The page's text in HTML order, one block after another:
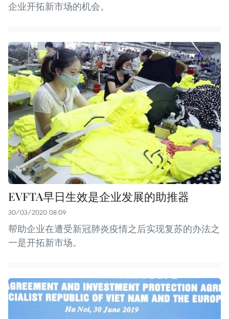
企业开拓新市场的机会。
EVFTA早日生效是企业发展的助推器
30/03/2020 08:09
帮助企业在遭受新冠肺炎疫情之后实现复苏的办法之
一是开拓新市场。